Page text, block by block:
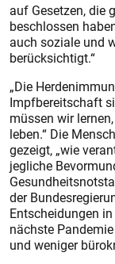
auf Gesetzen, die
beschlossen
auch soziale und
berücksichtigt.“
„Die
Impfbereitschaft
müssen wir
leben.“ Die
gezeigt, „wie
jegliche
der
Entscheidungen
nächste
und weniger